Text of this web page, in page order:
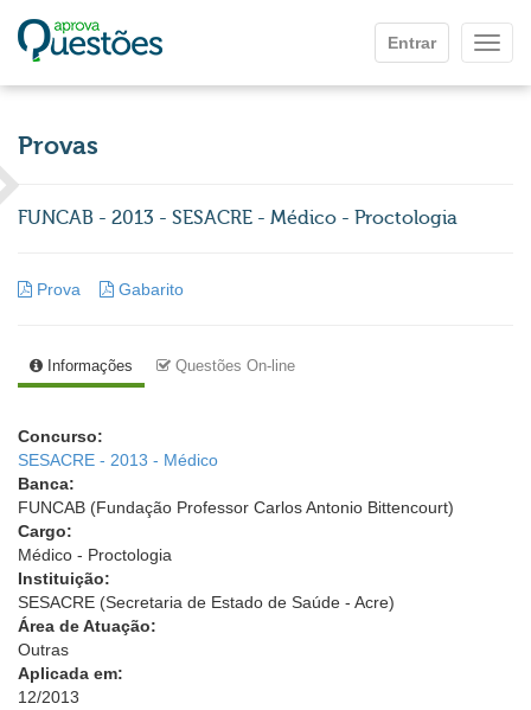
Entrar
Provas
FUNCAB - 2013 - SESACRE - Médico - Proctologia
Prova Gabarito
Informações Questões On-line
Concurso:
SESACRE - 2013 - Médico
Banca:
FUNCAB (Fundação Professor Carlos Antonio Bittencourt)
Cargo:
Médico - Proctologia
Instituição:
SESACRE (Secretaria de Estado de Saúde - Acre)
Área de Atuação:
Outras
Aplicada em:
12/2013